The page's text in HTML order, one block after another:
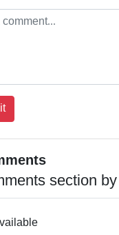
section